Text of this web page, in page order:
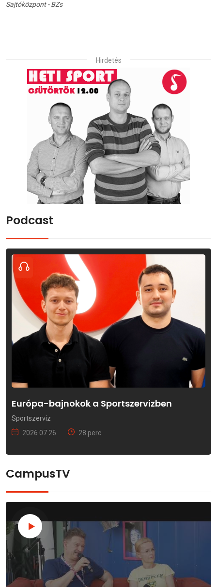
Sajtóközpont - BZs
Hirdetés
Podcast
Európa-bajnokok a Sportszervizben
Sportszerviz
2026.07.26.
28 perc
CampusTV